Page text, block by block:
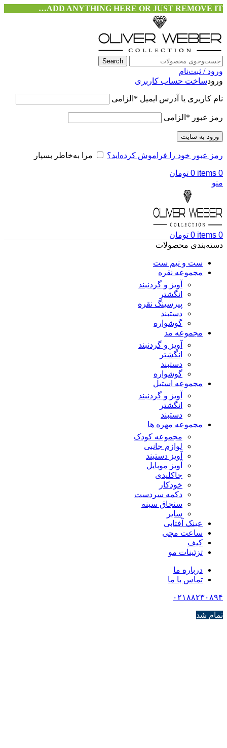
ADD ANYTHING HERE OR JUST REMOVE IT…
Search
ورود / ثبت‌نام
ورودساخت حساب کاربری
نام کاربری یا آدرس ایمیل * الزامی
رمز عبور * الزامی
ورود به سایت
رمز عبور خود را فراموش کرده‌اید؟ مرا به‌خاطر بسپار
0
items
0 تومان
منو
0
items
0 تومان
دسته‌بندی محصولات
ست و نیم ست
مجموعه نقره
آویز و گردنبند
انگشتر
پیرسینگ نقره
دستبند
گوشواره
مجموعه مد
آویز و گردنبند
انگشتر
دستبند
گوشواره
مجموعه استیل
آویز و گردنبند
انگشتر
دستبند
مجموعه مهره ها
مجموعه کودک
لوازم جانبی
آویز دستبند
آویز موبایل
جاکلیدی
خودکار
دکمه سردست
سنجاق سینه
سایر
عینک آفتابی
ساعت مچی
کیف
تزئینات مو
درباره ما
تماس با ما
۰۲۱۸۸۲۳۰۸۹۴
تمام شد